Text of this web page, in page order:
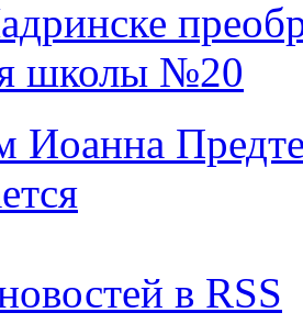
школы №20
Иоанна
в RSS